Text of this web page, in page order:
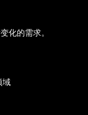
化的需求。
域